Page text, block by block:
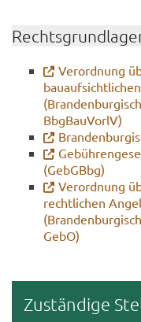
Ver­ord­nung
BbgBau­VorlV)
(GebGBbg)
Ver­ord­nung
recht­li­chen
Ge­bO)
Zu­stän­di­ge